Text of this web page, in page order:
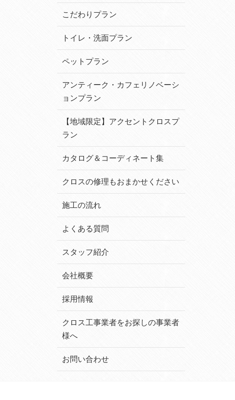
こだわりプラン
トイレ・洗面プラン
ペットプラン
アンティーク・カフェリノベーシ
ョンプラン
【地域限定】アクセントクロスプ
ラン
カタログ＆コーディネート集
クロスの修理もおまかせください
施工の流れ
よくある質問
スタッフ紹介
会社概要
採用情報
クロス工事業者をお探しの事業者
様へ
お問い合わせ